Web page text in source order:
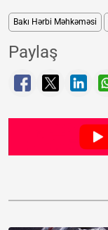
Bakı Hərbi Məhkəməsi
Paylaş